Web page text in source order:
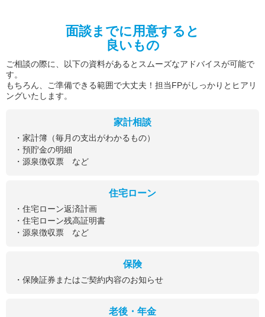
面談までに用意すると
良いもの
ご相談の際に、以下の資料があるとスムーズなアドバイスが可能で
す。
もちろん、ご準備できる範囲で大丈夫！担当FPがしっかりとヒアリ
ングいたします。
家計相談
・家計簿（毎月の支出がわかるもの）
・預貯金の明細
・源泉徴収票 など
住宅ローン
・住宅ローン返済計画
・住宅ローン残高証明書
・源泉徴収票 など
保険
・保険証券またはご契約内容のお知らせ
老後・年金